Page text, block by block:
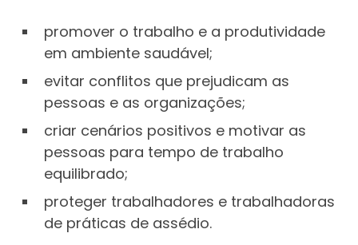
promover o trabalho e a produtividade
em ambiente saudável;
evitar conflitos que prejudicam as
pessoas e as organizações;
criar cenários positivos e motivar as
pessoas para tempo de trabalho
equilibrado;
proteger trabalhadores e trabalhadoras
de práticas de assédio.